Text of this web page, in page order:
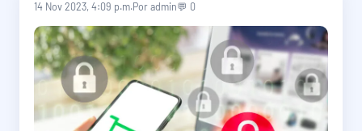
14 Nov 2023, 4:09 p.m.Por admin💬 0